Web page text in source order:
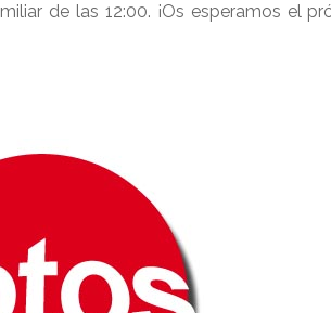
de las 12:00. ¡Os esperamos el